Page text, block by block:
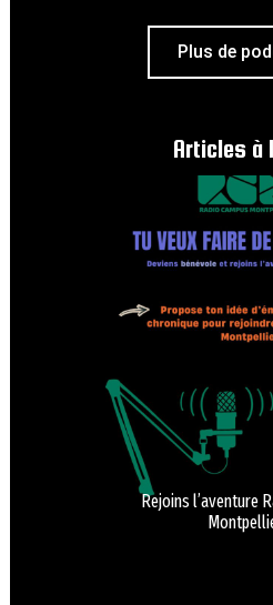
Plus de
Articles à
Rejoins l’aventure